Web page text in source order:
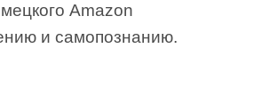
Amazon
и самопознанию.